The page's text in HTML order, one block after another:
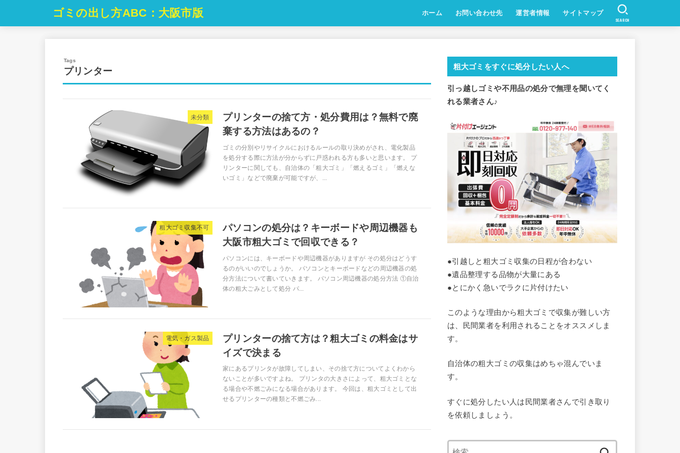
ゴミの出し方ABC：大阪市版 ホーム お問い合わせ先 運営者情報 サイトマップ
SEARCH
プリンター
未分類
プリンターの捨て方・処分費用は？無料で廃
棄する方法はあるの？
ゴミの分別やリサイクルにおけるルールの取り決めがされ、電化製品
を処分する際に方法が分からずに戸惑われる方も多いと思います。 プ
リンターに関しても、自治体の「粗大ゴミ」「燃えるゴミ」「燃えな
いゴミ」などで廃棄が可能ですが、...
粗大ゴミ収集不可
パソコンの処分は？キーボードや周辺機器も
大阪市粗大ゴミで回収できる？
パソコンには、キーボードや周辺機器がありますが その処分はどうす
るのがいいのでしょうか。 パソコンとキーボードなどの周辺機器の処
分方法について書いていきます。 パソコン周辺機器の処分方法 ①自治
体の粗大ごみとして処分 パ...
電気・ガス製品
プリンターの捨て方は？粗大ゴミの料金はサ
イズで決まる
家にあるプリンタが故障してしまい、その捨て方についてよくわから
ないことが多いですよね。 プリンタの大きさによって、粗大ゴミとな
る場合や不燃ごみになる場合があります。 今回は、粗大ゴミとして出
せるプリンターの種類と不燃ごみ...
粗大ゴミをすぐに処分したい人へ
引っ越しゴミや不用品の処分で無理を聞いてく
れる業者さん♪
●引越しと粗大ゴミ収集の日程が合わない
●遺品整理する品物が大量にある
●とにかく急いでラクに片付けたい
このような理由から粗大ゴミで収集が難しい方
は、民間業者を利用されることをオススメしま
す。
自治体の粗大ゴミの収集はめちゃ混んでいま
す。
すぐに処分したい人は民間業者さんで引き取り
を依頼しましょう。